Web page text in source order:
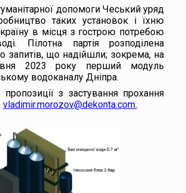
допомоги Чеський уряд
таких установок і їхню
в місця з гострою потребою
Пілотна партія розподілена
запитів, що надійшли; зокрема, на
2023 року перший модуль
водоканалу Дніпра.
пропозиції з застування прохання
vladimir.morozov@dekonta.com.